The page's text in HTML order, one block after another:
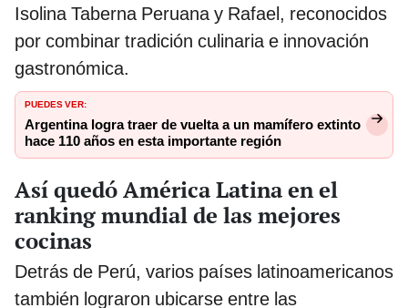
Isolina Taberna Peruana y Rafael, reconocidos
por combinar tradición culinaria e innovación
gastronómica.
PUEDES VER:
Argentina logra traer de vuelta a un mamífero extinto
hace 110 años en esta importante región
Así quedó América Latina en el
ranking mundial de las mejores
cocinas
Detrás de Perú, varios países latinoamericanos
también lograron ubicarse entre las